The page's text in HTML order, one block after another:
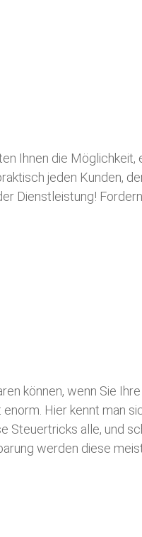
Ihnen die
jeden Kunden,
Dienstleistung!
können, wenn Sie Ihre
Hier kennt man
Steuertricks alle, und
werden diese